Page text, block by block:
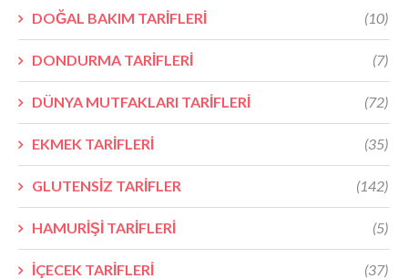
DOĞAL BAKIM TARİFLERİ (10)
DONDURMA TARİFLERİ (7)
DÜNYA MUTFAKLARI TARİFLERİ (72)
EKMEK TARİFLERİ (35)
GLUTENSİZ TARİFLER (142)
HAMURİŞİ TARİFLERİ (5)
İÇECEK TARİFLERİ (37)